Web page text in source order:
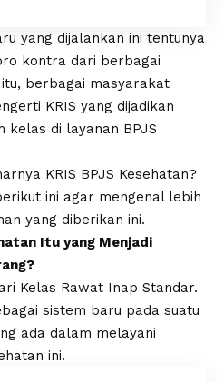
yang dijalankan ini tentunya
kontra dari berbagai
berbagai masyarakat
KRIS yang dijadikan
kelas di layanan BPJS
KRIS BPJS Kesehatan?
ini agar mengenal lebih
yang diberikan ini.
Itu yang Menjadi
Kelas Rawat Inap Standar.
sistem baru pada suatu
ada dalam melayani
ini.